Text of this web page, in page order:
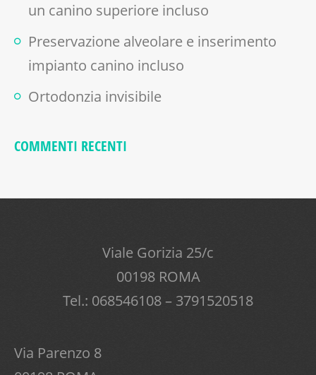
un canino superiore incluso
Preservazione alveolare e inserimento
impianto canino incluso
Ortodonzia invisibile
COMMENTI RECENTI
Viale Gorizia 25/c
00198 ROMA
Tel.: 068546108 – 3791520518
Via Parenzo 8